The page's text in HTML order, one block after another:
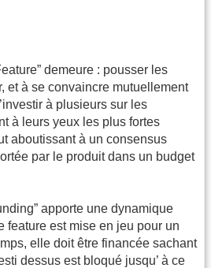
demeure : pousser les
et à se convaincre mutuellement
à plusieurs sur les
à leurs yeux les plus fortes
aboutissant à un consensus
par le produit dans un budget
apporte une dynamique
feature est mise en jeu pour un
elle doit être financée sachant
dessus est bloqué jusqu’ à ce